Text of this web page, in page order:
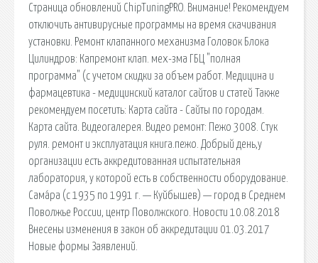
Страница обновлений ChipTuningPRO. Внимание! Рекомендуем
отключить антивирусные программы на время скачивания
установки. Ремонт клапанного механизма Головок Блока
Цилиндров: Капремонт клап. мех-зма ГБЦ "полная
программа" (с учетом скидки за объем работ. Медицина и
фармацевтика - медицинский каталог сайтов и статей Также
рекомендуем посетить: Карта сайта - Сайты по городам.
Карта сайта. Видеогалерея. Видео ремонт: Пежо 3008. Стук
руля. ремонт и эксплуатация книга.пежо. Добрый день,у
организации есть аккредитованная испытательная
лаборатория, у которой есть в собственности оборудование.
Сама́ра (с 1935 по 1991 г. — Куйбышев) — город в Среднем
Поволжье России, центр Поволжского. Новости 10.08.2018
Внесены изменения в закон об аккредитации 01.03.2017
Новые формы Заявлений.